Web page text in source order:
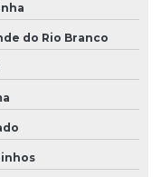
do Rio Branco